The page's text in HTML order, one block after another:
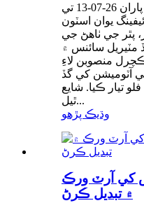
07-13 تي
يوان اسٽون
پٿر جي ٺاھڻ جي
مٽيريل سائنس ۾
آرڪيٽيڪچرل منصوبن لاءِ
آٽوميشن کي گڏ
تيار ڪيا. شايع
ٿيل...
وڌيڪ پڙهو
کي آرٽ ورڪ
۾ تبديل ڪرڻ